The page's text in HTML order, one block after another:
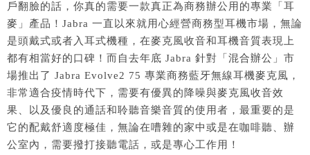
戶翻臉的話，你真的需要一款真正為商務辦公用的專業「耳
麥」產品！Jabra 一直以來就用心經營商務型耳機市場，無論
是頭戴式或者入耳式機種，在麥克風收音和耳機音質表現上
都有相當好的口碑！而自去年底 Jabra 針對「混合辦公」市
場推出了 Jabra Evolve2 75 專業商務藍牙無線耳機麥克風，
非常適合疫情時代下，需要有優異的降噪與麥克風收音效
果、以及優良的通話和聆聽音樂音質的使用者，最重要的是
它的配戴舒適度極佳，無論在嘈雜的家中或是在咖啡聽、辦
公室內，需要撥打接聽電話，或是專心工作用！